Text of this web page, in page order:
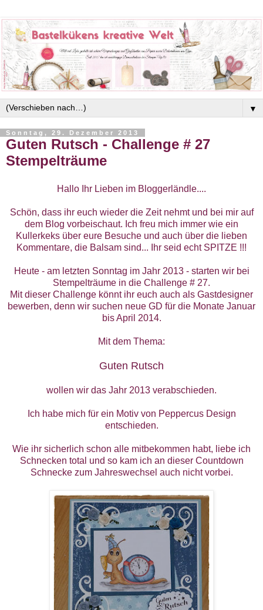
▼
Sonntag, 29. Dezember 2013
Guten Rutsch - Challenge # 27
Stempelträume
Hallo Ihr Lieben im Bloggerländle....
Schön, dass ihr euch wieder die Zeit nehmt und bei mir auf
dem Blog vorbeischaut. Ich freu mich immer wie ein
Kullerkeks über eure Besuche und auch über die lieben
Kommentare, die Balsam sind... Ihr seid echt SPITZE !!!
Heute - am letzten Sonntag im Jahr 2013 - starten wir bei
Stempelträume in die Challenge # 27.
Mit dieser Challenge könnt ihr euch auch als Gastdesigner
bewerben, denn wir suchen neue GD für die Monate Januar
bis April 2014.
Mit dem Thema:
Guten Rutsch
wollen wir das Jahr 2013 verabschieden.
Ich habe mich für ein Motiv von Peppercus Design
entschieden.
Wie ihr sicherlich schon alle mitbekommen habt, liebe ich
Schnecken total und so kam ich an dieser Countdown
Schneckezum Jahreswechsel auch nicht vorbei.